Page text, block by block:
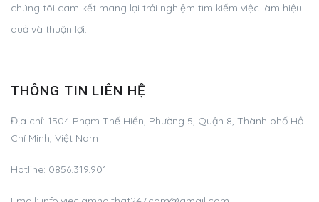
chúng tôi cam kết mang lại trải nghiệm tìm kiếm việc làm hiệu
quả và thuận lợi.
THÔNG TIN LIÊN HỆ
Địa chỉ: 1504 Phạm Thế Hiển, Phường 5, Quận 8, Thành phố Hồ
Chí Minh, Việt Nam
Hotline: 0856.319.901